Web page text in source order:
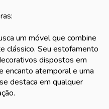
um móvel que combine
clássico. Seu estofamento
dispostos em
encanto atemporal e uma
destaca em qualquer